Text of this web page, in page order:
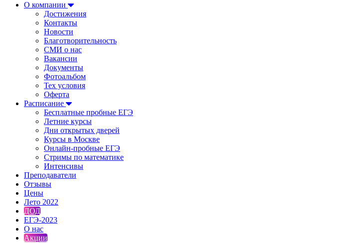
О компании
Достижения
Контакты
Новости
Благотворительность
СМИ о нас
Вакансии
Документы
Фотоальбом
Тех условия
Оферта
Расписание
Бесплатные пробные ЕГЭ
Летние курсы
Дни открытых дверей
Курсы в Москве
Онлайн-пробные ЕГЭ
Стримы по математике
Интенсивы
Преподаватели
Отзывы
Цены
Лето 2022
ДОД
ЕГЭ-2023
О нас
Акции